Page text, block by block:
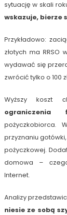
sytuację w skali
wskazuje, bierze
Przykładowo:
złotych ma RRSO
wydawać się
zwrócić tylko o 100
Wyższy koszt
ograniczenia
pożyczkobiorca.
przyznaniu
pożyczkowej.
domowa –
Internet.
Analizy
niesie ze sobą